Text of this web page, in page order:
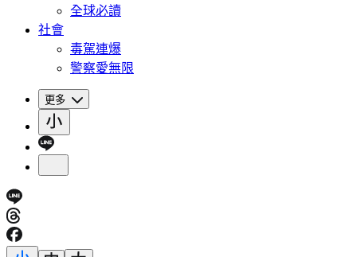
全球必讀
社會
毒駕連爆
警察愛無限
更多